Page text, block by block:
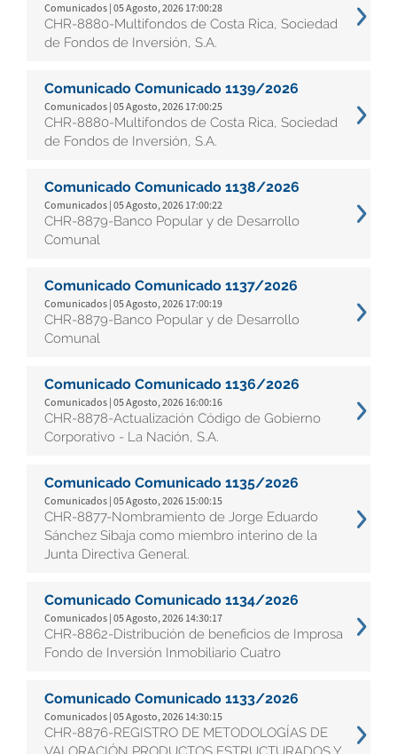
Comunicados | 05 Agosto, 2026 17:00:28
CHR-8880-Multifondos de Costa Rica, Sociedad
de Fondos de Inversión, S.A.
Comunicado Comunicado 1139/2026
Comunicados | 05 Agosto, 2026 17:00:25
CHR-8880-Multifondos de Costa Rica, Sociedad
de Fondos de Inversión, S.A.
Comunicado Comunicado 1138/2026
Comunicados | 05 Agosto, 2026 17:00:22
CHR-8879-Banco Popular y de Desarrollo
Comunal
Comunicado Comunicado 1137/2026
Comunicados | 05 Agosto, 2026 17:00:19
CHR-8879-Banco Popular y de Desarrollo
Comunal
Comunicado Comunicado 1136/2026
Comunicados | 05 Agosto, 2026 16:00:16
CHR-8878-Actualización Código de Gobierno
Corporativo - La Nación, S.A.
Comunicado Comunicado 1135/2026
Comunicados | 05 Agosto, 2026 15:00:15
CHR-8877-Nombramiento de Jorge Eduardo
Sánchez Sibaja como miembro interino de la
Junta Directiva General.
Comunicado Comunicado 1134/2026
Comunicados | 05 Agosto, 2026 14:30:17
CHR-8862-Distribución de beneficios de Improsa
Fondo de Inversión Inmobiliario Cuatro
Comunicado Comunicado 1133/2026
Comunicados | 05 Agosto, 2026 14:30:15
CHR-8876-REGISTRO DE METODOLOGÍAS DE